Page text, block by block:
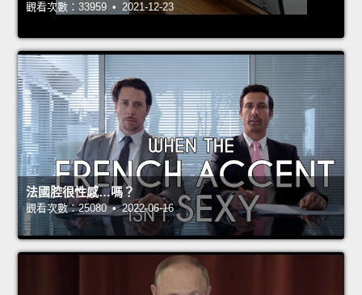
觀看次數：33959 • 2021-12-23
法國腔很性感…嗎？
觀看次數：25080 • 2022-06-16